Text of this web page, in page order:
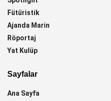
Fütüristik
Ajanda Marin
Röportaj
Yat Kulüp
Sayfalar
Ana Sayfa